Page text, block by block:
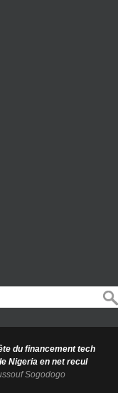
du financement tech
Nigeria en net recul
Sogodogo